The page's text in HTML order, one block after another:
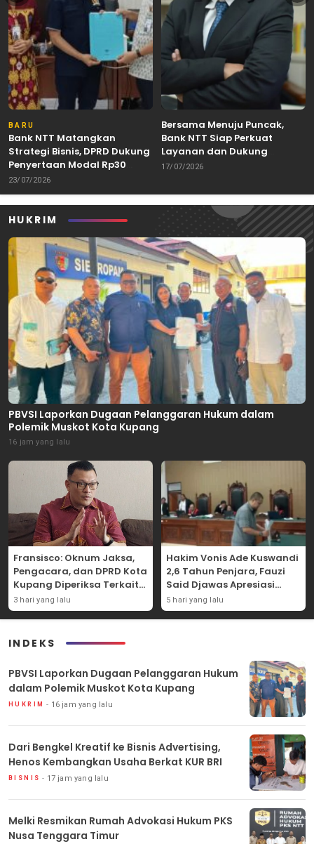
BARU
Bank NTT Matangkan
Strategi Bisnis, DPRD Dukung
Penyertaan Modal Rp30
Miliar
23/07/2026
Bersama Menuju Puncak,
Bank NTT Siap Perkuat
Layanan dan Dukung
Pertumbuhan Ekonomi NTT
17/07/2026
HUKRIM
PBVSI Laporkan Dugaan Pelanggaran Hukum dalam
Polemik Muskot Kota Kupang
16 jam yang lalu
Fransisco: Oknum Jaksa,
Pengacara, dan DPRD Kota
Kupang Diperiksa Terkait
Kasus Akun TikTok Lika Liku
NTT
3 hari yang lalu
Hakim Vonis Ade Kuswandi
2,6 Tahun Penjara, Fauzi
Said Djawas Apresiasi
Putusan
5 hari yang lalu
INDEKS
PBVSI Laporkan Dugaan Pelanggaran Hukum
dalam Polemik Muskot Kota Kupang
HUKRIM 16 jam yang lalu
Dari Bengkel Kreatif ke Bisnis Advertising,
Henos Kembangkan Usaha Berkat KUR BRI
BISNIS 17 jam yang lalu
Melki Resmikan Rumah Advokasi Hukum PKS
Nusa Tenggara Timur